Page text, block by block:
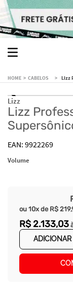
CABELOS Lizz
Lizz
Lizz
9922269
Volume
ou 10x de R$ 219,
R$ 2.133,03